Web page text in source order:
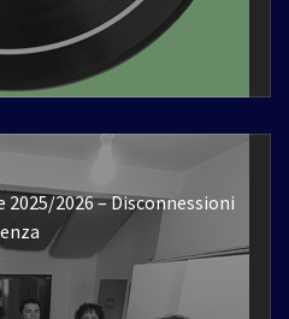
2026 – Disconnessioni